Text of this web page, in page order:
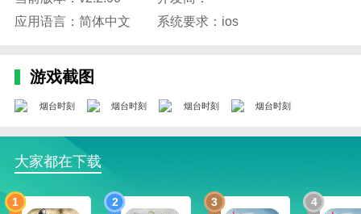
在烟台时刻 APP 的交通页面，您可以查看实时路
息。
问：能否在这款app上购买公交车票？
你可以通过其他相关app或方式购票，并在烟台时刻app
上查看车辆信息和到站时间。
问：为什么有时候无法显示准确的公交车实时到站
应用语言：简体中文
系统要求：ios
游戏截图
大家都在下载
1 2 3 4